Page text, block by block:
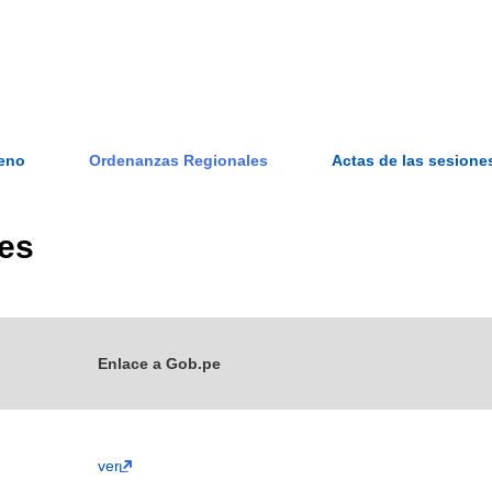
Ordenanzas Regionales Actas de las
Enlace a Gob.pe
ver